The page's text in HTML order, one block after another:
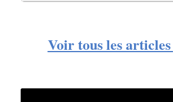
Voir tous les